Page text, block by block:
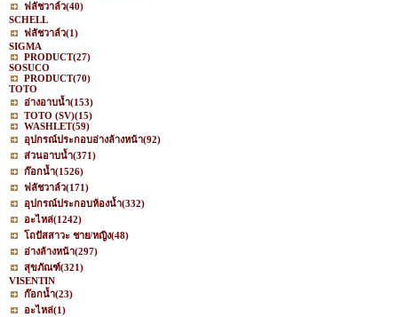
ฟลัชวาล์ว(40)
SCHELL
ฟลัชวาล์ว(1)
SIGMA
PRODUCT(27)
SOSUCO
PRODUCT(70)
TOTO
อ่างอาบน้ำ(153)
TOTO (SV)(15)
WASHLET(59)
อุปกรณ์ประกอบอ่างล้างหน้า(92)
ส่วนอาบน้ำ(371)
ก๊อกน้ำ(1526)
ฟลัชวาล์ว(171)
อุปกรณ์ประกอบห้องน้ำ(332)
อะไหล่(1242)
โถปัสสาวะ ชาย/หญิง(48)
อ่างล้างหน้า(297)
สุขภัณฑ์(321)
VISENTIN
ก๊อกน้ำ(23)
อะไหล่(1)